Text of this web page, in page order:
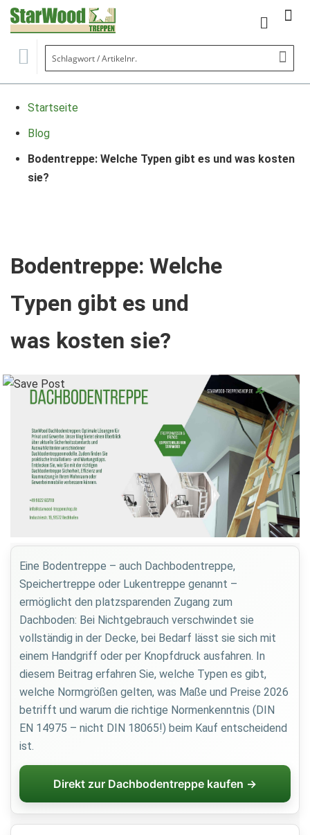
Mein
Startseite
Blog
Bodentreppe: Welche Typen gibt es und was kosten
sie?
Bodentreppe: Welche
Typen gibt es und
was kosten sie?
Eine Bodentreppe – auch Dachbodentreppe,
Speichertreppe oder Lukentreppe genannt –
ermöglicht den platzsparenden Zugang zum
Dachboden: Bei Nichtgebrauch verschwindet sie
vollständig in der Decke, bei Bedarf lässt sie sich mit
einem Handgriff oder per Knopfdruck ausfahren. In
diesem Beitrag erfahren Sie, welche Typen es gibt,
welche Normgrößen gelten, was Maße und Preise 2026
betrifft und warum die richtige Normenkenntnis (DIN
EN 14975 – nicht DIN 18065!) beim Kauf entscheidend
ist.
Direkt zur Dachbodentreppe kaufen →